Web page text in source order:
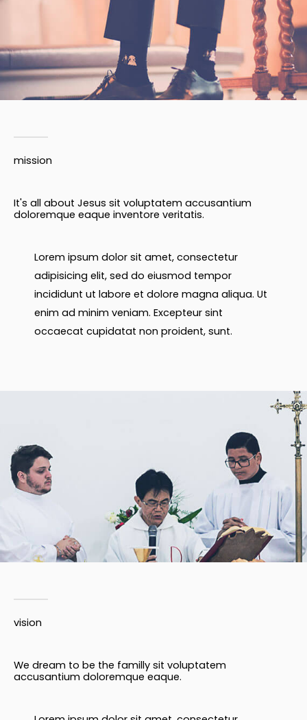
mission
It's all about Jesus sit voluptatem accusantium
doloremque eaque inventore veritatis.
Lorem ipsum dolor sit amet, consectetur
adipisicing elit, sed do eiusmod tempor
incididunt ut labore et dolore magna aliqua. Ut
enim ad minim veniam. Excepteur sint
occaecat cupidatat non proident, sunt.
vision
We dream to be the familly sit voluptatem
accusantium doloremque eaque.